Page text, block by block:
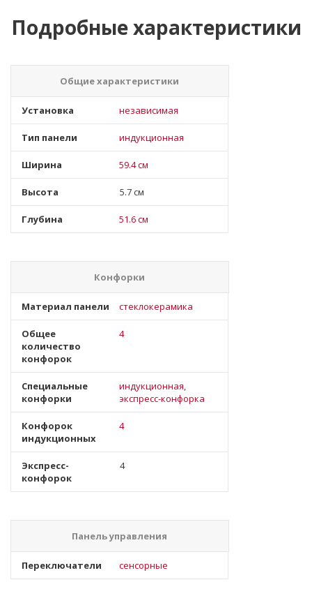
Подробные характеристики
Общие характеристики
Установка независимая
Тип панели индукционная
Ширина 59.4 см
Высота 5.7 см
Глубина 51.6 см
Конфорки
Материал панели стеклокерамика
Общее
количество
конфорок
4
Специальные
конфорки
индукционная,
экспресс-конфорка
Конфорок
индукционных
4
Экспресс-
конфорок
4
Панель управления
Переключатели сенсорные